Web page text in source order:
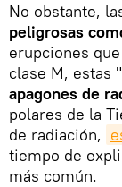
No obstante,
peligrosas
erupciones
clase M, estas
apagones de
polares de la
de radiación,
tiempo de
más común.